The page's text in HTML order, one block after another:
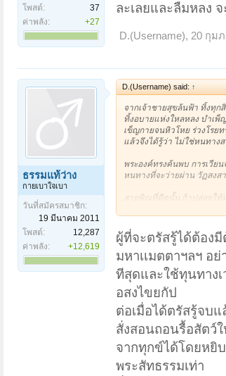
โพสต์:
37
ค่าพลัง:
+27
ละเลยและลืมหลง
D.(Username), 20 กุม
ธรรมแท้ว่าง
กายเบาใจเบา
วันที่สมัครสมาชิก:
19 มีนาคม 2011
โพสต์:
12,287
ค่าพลัง:
+12,619
D.(Username) said: ↑
จากเจ้าชายสุขล้นฟ้า ทิ้งทุก
ทิ้งอบายแห่งใหลหลง บำเพ็
เข็ญกายจนหิวโหย ร่วงโรย
แล้วจึงได้รู้ว่า ไม่ใช่หนทางส
พระองค์ทรงค้นพบ การเวีย
หนทางที่จะว่ายผ่าน วัฏสงส
สายพิณที่ดีดนั้น ถ้าปล่อยให้มั
ผู้ที่จะตรัสรู้ได้ต้อง
มหาเเมตตาฯลฯ อย่
ทีสุดและใช้ทุนทาง
อสงไขยกัป
ต่อเมื่อได้ตรัสรู้จบ
สั่งสอนถอนรื้อสัตว์
จากทุกข์ได้โดยหยิ
พระสัทธรรมเท่า